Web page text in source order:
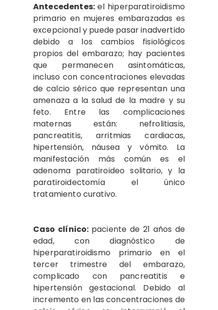
Antecedentes:el hiperparatiroidismo
primario en mujeres embarazadas es
excepcional y puede pasar inadvertido
debido a los cambios fisiológicos
propios del embarazo; hay pacientes
que permanecen asintomáticas,
incluso con concentraciones elevadas
de calcio sérico que representan una
amenaza a la salud de la madre y su
feto. Entre las complicaciones
maternas están: nefrolitiasis,
pancreatitis, arritmias cardiacas,
hipertensión, náusea y vómito. La
manifestación más común es el
adenoma paratiroideo solitario, y la
paratiroidectomía el único
tratamiento curativo.
Caso clínico: paciente de 21 años de
edad, con diagnóstico de
hiperparatiroidismo primario en el
tercer trimestre del embarazo,
complicado con pancreatitis e
hipertensión gestacional. Debido al
incremento en las concentraciones de